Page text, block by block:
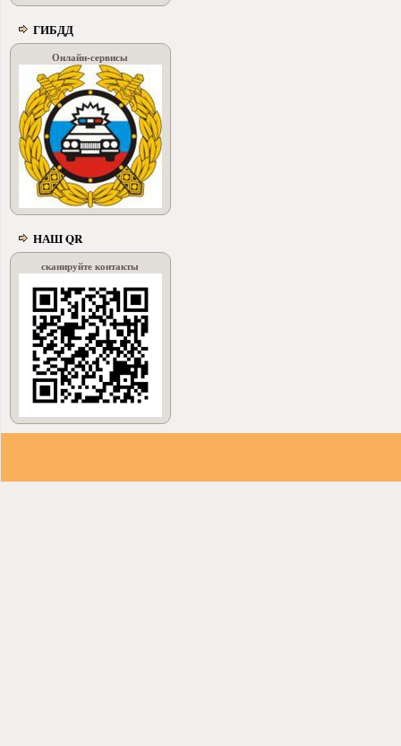
ГИБДД
Онлайн-сервисы
НАШ QR
сканируйте контакты